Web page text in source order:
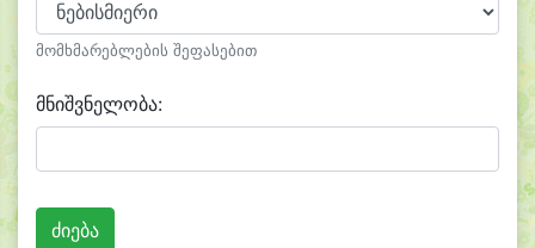
მომხმარებლების შეფასებით
მნიშვნელობა: